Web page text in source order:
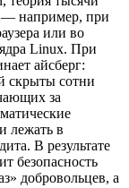
— например, при
или во
Linux. При
айсберг:
скрыты сотни
за
лежать в
В результате
безопасность
добровольцев, а